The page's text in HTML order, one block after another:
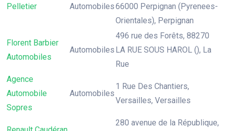
Pelletier Automobiles66000 Perpignan (Pyrenees-
Orientales), Perpignan
Florent Barbier
Automobiles
Automobiles
496 rue des Forêts, 88270
LA RUE SOUS HAROL (), La
Rue
Agence
Automobile
Sopres
Automobiles
1 Rue Des Chantiers,
Versailles, Versailles
280 avenue de la République,